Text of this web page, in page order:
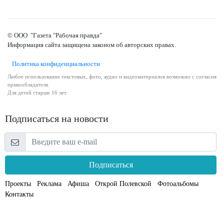
© ООО "Газета "Рабочая правда"
Информация сайта защищена законом об авторских правах.
Политика конфиденциальности
Любое использование текстовых, фото, аудио и видеоматериалов возможно с согласия
правообладателя.
Для детей старше 16 лет.
Подписаться на новости
Подписаться
Проекты Реклама Афиша Открой Полевской
Фотоальбомы
Контакты